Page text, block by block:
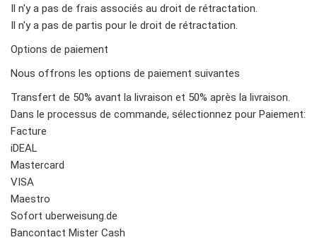
Il n'y a pas de frais associés au droit de rétractation.
Il n'y a pas de partis pour le droit de rétractation.
Options de paiement
Nous offrons les options de paiement suivantes
Transfert de 50% avant la livraison et 50% après la livraison.
Dans le processus de commande, sélectionnez pour Paiement:
Facture
iDEAL
Mastercard
VISA
Maestro
Sofort uberweisung.de
Bancontact Mister Cash